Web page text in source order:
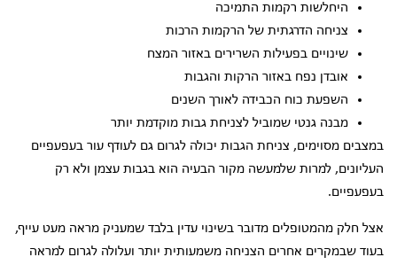
היחלשות רקמות התמיכה
צניחה הדרגתית של הרקמות הרכות
שינויים בפעילות השרירים באזור המצח
אובדן נפח באזור הרקות והגבות
השפעת כוח הכבידה לאורך השנים
מבנה גנטי שמוביל לצניחת גבות מוקדמת יותר
במצבים מסוימים, צניחת הגבות יכולה לגרום גם לעודף עור בעפעפיים
העליונים, למרות שלמעשה מקור הבעיה הוא בגבות עצמן ולא רק
בעפעפיים.
אצל חלק מהמטופלים מדובר בשינוי עדין בלבד שמעניק מראה מעט עייף,
בעוד שבמקרים אחרים הצניחה משמעותית יותר ועלולה לגרום למראה